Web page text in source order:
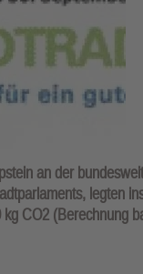
an der
legten
CO2 (Berechnung